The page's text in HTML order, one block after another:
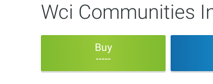
Wci Communities
Buy
-----